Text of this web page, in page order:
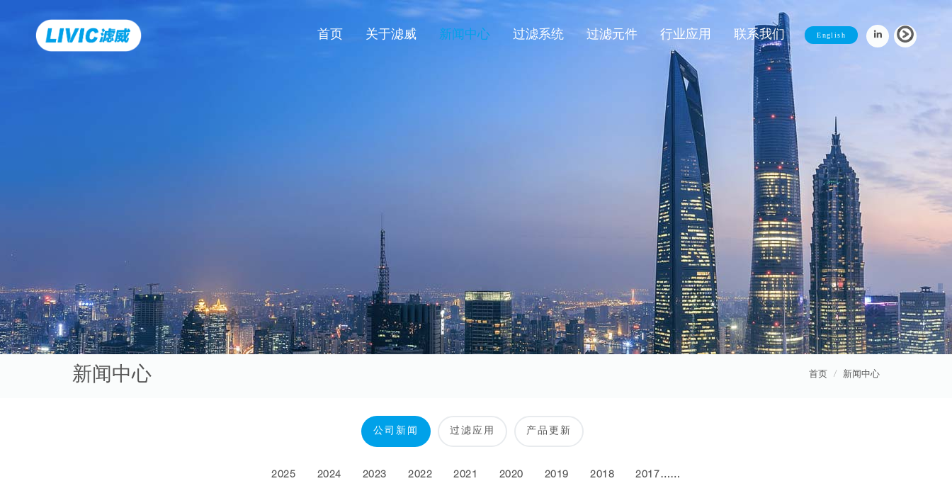
首页 关于滤威 新闻中心 过滤系统 过滤元件 行业应用 联系我们 English
新闻中心 首页 新闻中心
公司新闻 过滤应用 产品更新
2025 2024 2023 2022 2021 2020 2019 2018 2017……